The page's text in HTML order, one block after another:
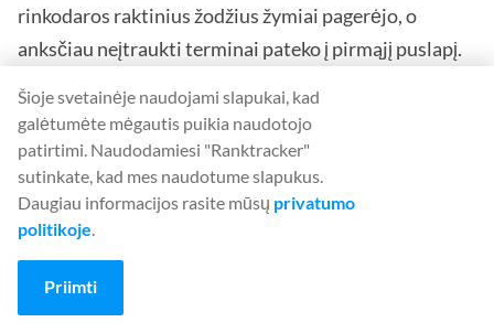
rinkodaros raktinius žodžius žymiai pagerėjo, o
anksčiau neįtraukti terminai pateko į pirmąjį puslapį.
AI paminėjimų dažnumas padidėjo nuo nulio iki
reguliaraus buvimo atitinkamuose užklausimuose.
Gamintojas pasirodė ChatGPT tiekėjų
rekomendacijose, kuriose anksčiau nebuvo.
Prisidėjimas prie pramonės leidinių padėjo įsitvirtinti
kaip minties lyderiui, sukuriant partnerystės
Šioje svetainėje naudojami slapukai, kad
galėtumėte mėgautis puikia naudotojo
patirtimi. Naudodamiesi "Ranktracker"
sutinkate, kad mes naudotume slapukus.
Daugiau informacijos rasite mūsų privatumo
politikoje.
Priimti